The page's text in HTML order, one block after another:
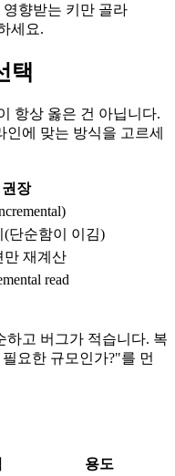
향받는 키만 골라
세요.
택
항상 옳은 건 아닙니다.
에 맞는 방식을 고르세
권장
(단순함이 이김)
만 재계산
read
하고 버그가 적습니다. 복
요한 규모인가?"를 먼
용도